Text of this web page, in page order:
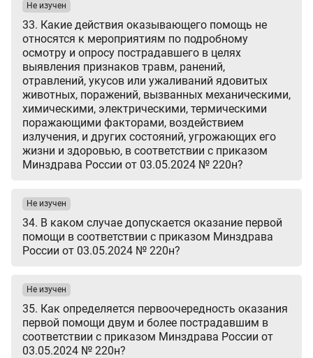
33. Какие действия оказывающего помощь не
относятся к мероприятиям по подробному
осмотру и опросу пострадавшего в целях
выявления признаков травм, ранений,
отравлений, укусов или ужаливаний ядовитых
животных, поражений, вызванных механическими,
химическими, электрическими, термическими
поражающими факторами, воздействием
излучения, и других состояний, угрожающих его
жизни и здоровью, в соответствии с приказом
Минздрава России от 03.05.2024 № 220н?
Не изучен
34. В каком случае допускается оказание первой
помощи в соответствии с приказом Минздрава
России от 03.05.2024 № 220н?
Не изучен
35. Как определяется первоочередность оказания
первой помощи двум и более пострадавшим в
соответствии с приказом Минздрава России от
03.05.2024 № 220н?
Не изучен